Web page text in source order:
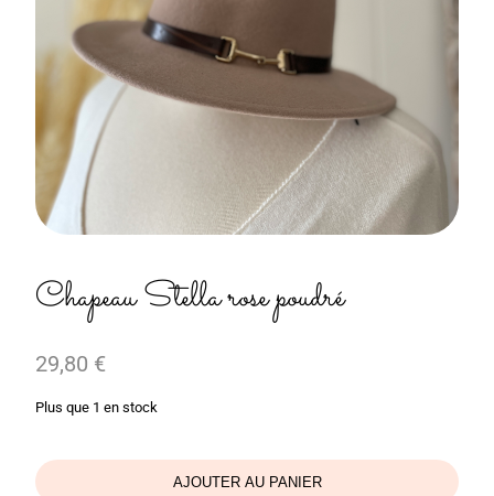
Chapeau Stella rose poudré
29,80 €
Plus que 1 en stock
AJOUTER AU PANIER